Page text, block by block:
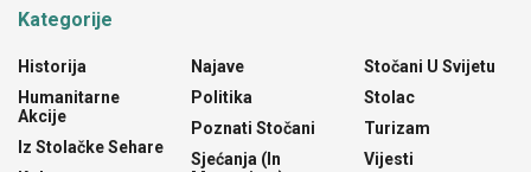
Kategorije
Historija
Humanitarne
Akcije
Iz Stolačke Sehare
Najave
Politika
Poznati Stočani
Sjećanja (In
Stočani U Svijetu
Stolac
Turizam
Vijesti